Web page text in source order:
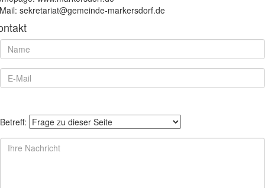
sekretariat@gemeinde-markersdorf.de
Betreff: